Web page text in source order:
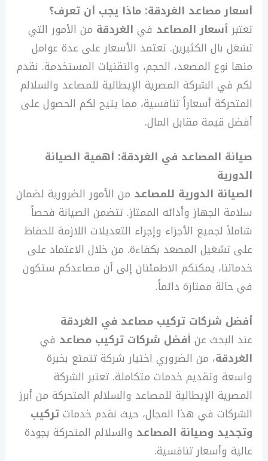
أسعار مصاعد الغردقة: ماذا يجب أن تعرف؟
تعتبر أسعار المصاعد في الغردقة من الأمور التي
تشغل بال الكثيرين. تعتمد الأسعار على عدة عوامل
منها نوع المصعد، الحجم، والتقنيات المستخدمة. نقدم
لكم في الشركة المصرية الإيطالية للمصاعد والسلالم
المتحركة أسعاراً تنافسية، مما يتيح لكم الحصول على
أفضل قيمة مقابل المال.
صيانة المصاعد في الغردقة: أهمية الصيانة
الدورية
الصيانة الدورية للمصاعد من الأمور الضرورية لضمان
سلامة الجهاز وأدائه الممتاز. تتضمن الصيانة فحصاً
شاملاً لجميع الأجزاء وإجراء التعديلات اللازمة للحفاظ
على تشغيل المصعد بكفاءة. من خلال الاعتماد على
خدماتنا، يمكنكم الاطمئنان إلى أن مصاعدكم ستكون
في حالة ممتازة دائماً.
أفضل شركات تركيب مصاعد في الغردقة
عند البحث عن أفضل شركات تركيب مصاعد في
الغردقة، من الضروري اختيار شركة تتمتع بخبرة
واسعة وتقديم خدمات متكاملة. تعتبر الشركة
المصرية الإيطالية للمصاعد والسلالم المتحركة من أبرز
الشركات في هذا المجال، حيث نقدم خدماتتركيب
وتجديد وصيانة المصاعد والسلالم المتحركة بجودة
عالية وأسعار تنافسية.